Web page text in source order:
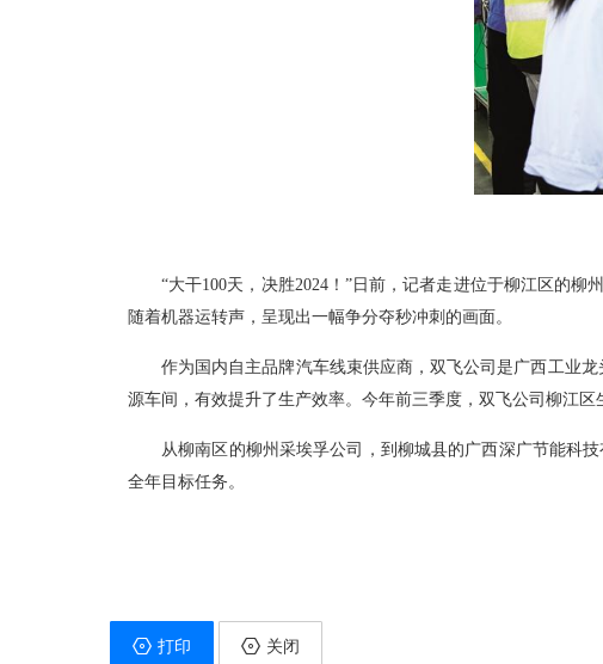
“大干100天，决胜2024！”日前，记者走进位于柳江区的
随着机器运转声，呈现出一幅争分夺秒冲刺的画面。
作为国内自主品牌汽车线束供应商，双飞公司是广西工业
源车间，有效提升了生产效率。今年前三季度，双飞公司柳江区
从柳南区的柳州采埃孚公司，到柳城县的广西深广节能科
全年目标任务。
打印 关闭